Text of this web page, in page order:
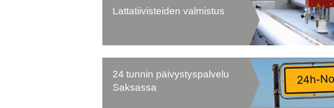
Lattatiivisteiden valmistus
24 tunnin päivystyspalvelu
Saksassa